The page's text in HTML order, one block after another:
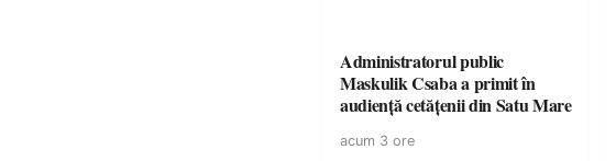
Administratorul public
Maskulik Csaba a primit în
audiență cetățenii din Satu Mare
acum 3 ore